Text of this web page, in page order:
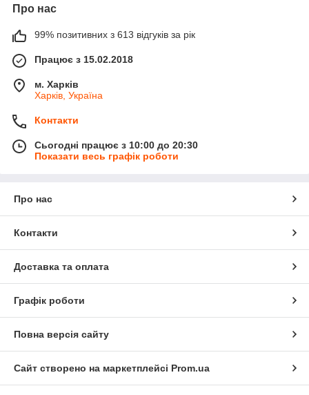
Про нас
99% позитивних з 613 відгуків за рік
Працює з 15.02.2018
м. Харків
Харків, Україна
Контакти
Сьогодні працює з 10:00 до 20:30
Показати весь графік роботи
Про нас
Контакти
Доставка та оплата
Графік роботи
Повна версія сайту
Сайт створено на маркетплейсі Prom.ua